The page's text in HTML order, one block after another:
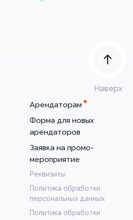
Наверх
Арендаторам
Форма для новых
арендаторов
Заявка на промо-
мероприятие
Реквизиты
Политика обработки
персональных данных
Политика обработки